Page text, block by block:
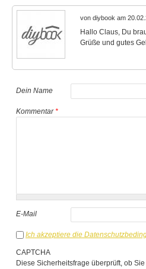
von diybook am
Hallo Claus, Du
Grüße und gutes
Dein Name
Kommentar*
E-Mail
Ich akzeptiere die
CAPTCHA
Diese Sicherheitsfrage überprüft, ob